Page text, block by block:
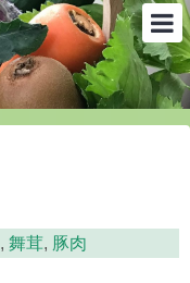
,舞茸, 豚肉